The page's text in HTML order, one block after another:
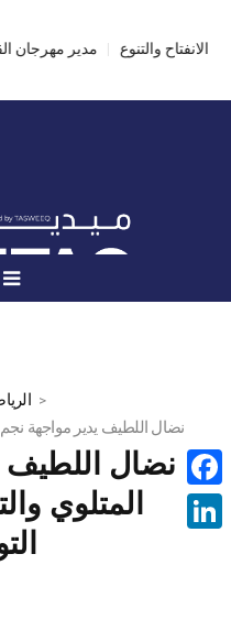
مدير مهرجان
نضال اللطيف يدير مواجهة
نضال اللطيف
المتلوي